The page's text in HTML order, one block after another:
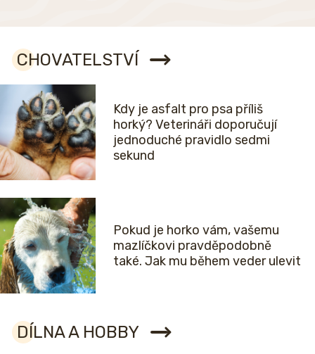
CHOVATELSTVÍ
Kdy je asfalt pro psa příliš
horký? Veterináři doporučují
jednoduché pravidlo sedmi
sekund
Pokud je horko vám, vašemu
mazlíčkovi pravděpodobně
také. Jak mu během veder ulevit
DÍLNA A HOBBY